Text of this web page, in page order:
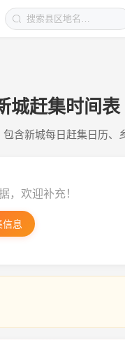
城赶集时间表
含新城每日赶集日历、
，欢迎补充！
信息